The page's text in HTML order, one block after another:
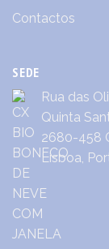
Contactos
SEDE
Rua das
Quinta
2680-458
Lisboa,